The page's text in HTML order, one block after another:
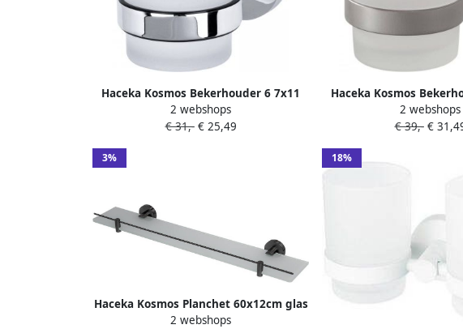
Haceka Kosmos Bekerhouder 6 7x11
4x9 5 cm Chroom
2 webshops
€ 31,-€ 25,49
Haceka Kosmos
4x9 5 cm RVS-
2 webshops
€ 39,-€
3%
Haceka Kosmos Planchet 60x12cm glas
grafiet gunmetal 1208738
2 webshops
18%